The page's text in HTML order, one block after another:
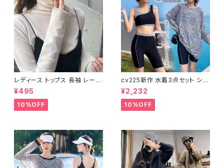
レディース トップス 長袖 レース
タートルネック ファッション 4色
美ライン
¥495
10%OFF
cv225新作 水着3点セット シア
ートップス ラッシュガード 長袖
日焼け防止 体型カバー
¥2,232
10%OFF